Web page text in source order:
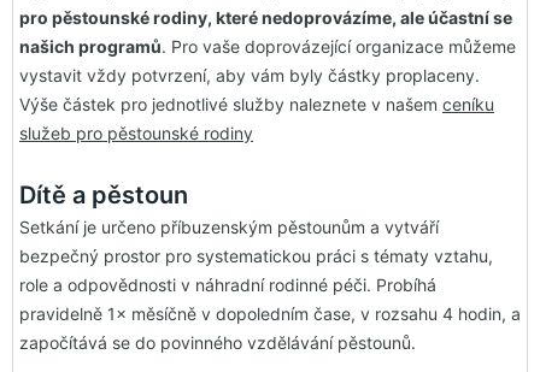
pro pěstounské rodiny, které nedoprovázíme, ale účastní se
našich programů. Pro vaše doprovázející organizace můžeme
vystavit vždy potvrzení, aby vám byly částky proplaceny.
Výše částek pro jednotlivé služby naleznete v našem ceníku
služeb pro pěstounské rodiny
Dítě a pěstoun
Setkání je určeno příbuzenským pěstounům a vytváří
bezpečný prostor pro systematickou práci s tématy vztahu,
role a odpovědnosti v náhradní rodinné péči. Probíhá
pravidelně 1× měsíčně v dopoledním čase, v rozsahu 4 hodin, a
započítává se do povinného vzdělávání pěstounů.